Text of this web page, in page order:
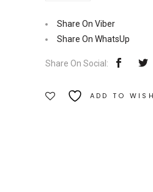
Ψύχαλου
Ποσότητα
Share On Viber
Share On WhatsUp
Share On Social:
ADD TO